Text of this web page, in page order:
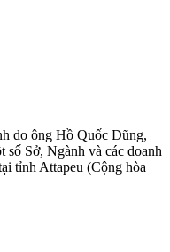
do ông Hồ Quốc Dũng,
Sở, Ngành và các doanh
tỉnh Attapeu (Cộng hòa